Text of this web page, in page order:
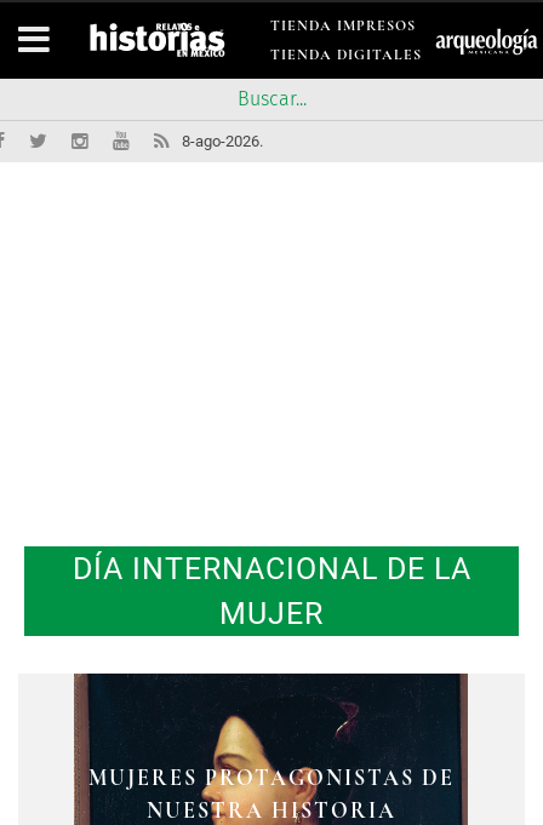
TIENDA IMPRESOS
TIENDA DIGITALES
8-ago-2026.
DÍA INTERNACIONAL DE LA
MUJER
MUJERES PROTAGONISTAS DE
NUESTRA HISTORIA
LEONA VICARIO
ROSARIO CASTELLANOS, UNA DE
LAS MÁS IMPORTANTES
ESCRITORAS MEXICANAS DEL